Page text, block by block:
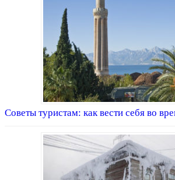
Советы туристам: как вести себя во